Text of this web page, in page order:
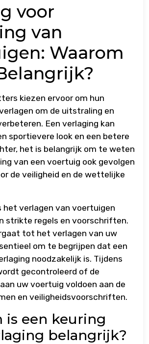
voor
van
Waarom
kiezen ervoor om hun
om de uitstraling en
Een verlaging kan
sportievere look en een betere
het is belangrijk om te weten
van een voertuig ook gevolgen
de veiligheid en de wettelijke
het verlagen van voertuigen
strikte regels en voorschriften.
tot het verlagen van uw
om te begrijpen dat een
noodzakelijk is. Tijdens
gecontroleerd of de
uw voertuig voldoen aan de
en veiligheidsvoorschriften.
is een keuring
belangrijk?